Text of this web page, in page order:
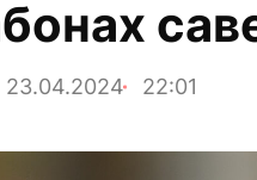
23.04.2024 22:01